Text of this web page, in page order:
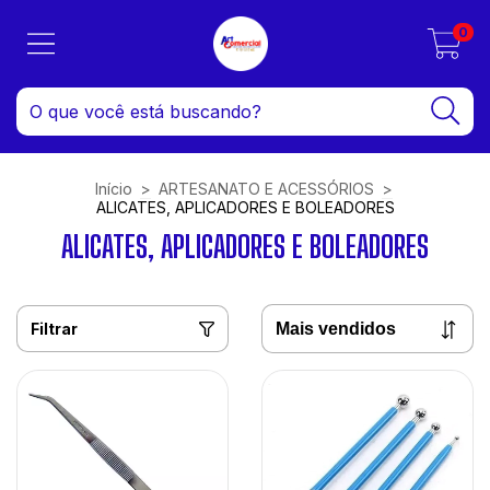
0
Início > ARTESANATO E ACESSÓRIOS >
ALICATES, APLICADORES E BOLEADORES
ALICATES, APLICADORES E BOLEADORES
Filtrar